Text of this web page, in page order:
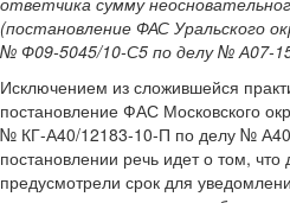
(постановление ФАС Уральского
№ Ф09-5045/10-С5 по делу № А07-
Исключением из сложившейся
постановление ФАС Московского
№ КГ-А40/12183-10-П по делу №
постановлении речь идет о том,
предусмотрели срок для